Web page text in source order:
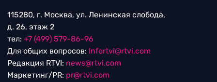
115280, г. Москва, ул. Ленинская слобода,
д. 26, этаж 2
тел: +7 (499) 579-86-96
Для общих вопросов: Infortvi@rtvi.com
Редакция RTVI: news@rtvi.com
Маркетинг/PR: pr@rtvi.com